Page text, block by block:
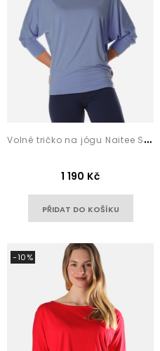
V
olné tričko na jógu Naitee Sky Blue
1 190 Kč
PŘIDAT DO KOŠÍKU
-10%